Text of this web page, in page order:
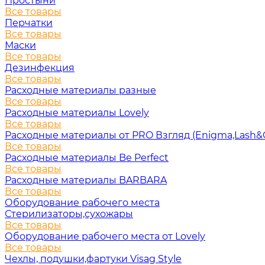
Все товары
Перчатки
Все товары
Маски
Все товары
Дезинфекция
Все товары
Расходные материалы разные
Все товары
Расходные материалы Lovely
Все товары
Расходные материалы от PRO Взгляд
Все товары
Расходные материалы Be Perfect
Все товары
Расходные материалы BARBARA
Все товары
Оборудование рабочего места
Стерилизаторы,сухожары
Все товары
Оборудование рабочего места от Lovely
Все товары
Чехлы, подушки,фартуки Visag Style